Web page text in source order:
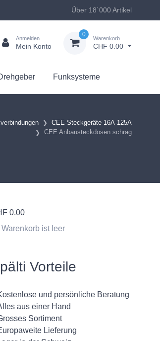
Über 18`000 Artikel
Anmelden
Mein Konto
0
Warenkorb
CHF 0.00
Funksysteme
CEE-Steckgeräte 16A-125A
CEE Anbausteckdosen schräg
0.00
Warenkorb ist leer
Vorteile
und persönliche Beratung
aus einer Hand
Sortiment
Lieferung